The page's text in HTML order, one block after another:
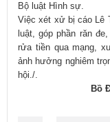
Bộ luật Hình sự.
Việc xét xử bị cáo Lê
luật, góp phần răn
rửa tiền qua mạng,
ảnh hưởng nghiêm
hội./.
Bồ